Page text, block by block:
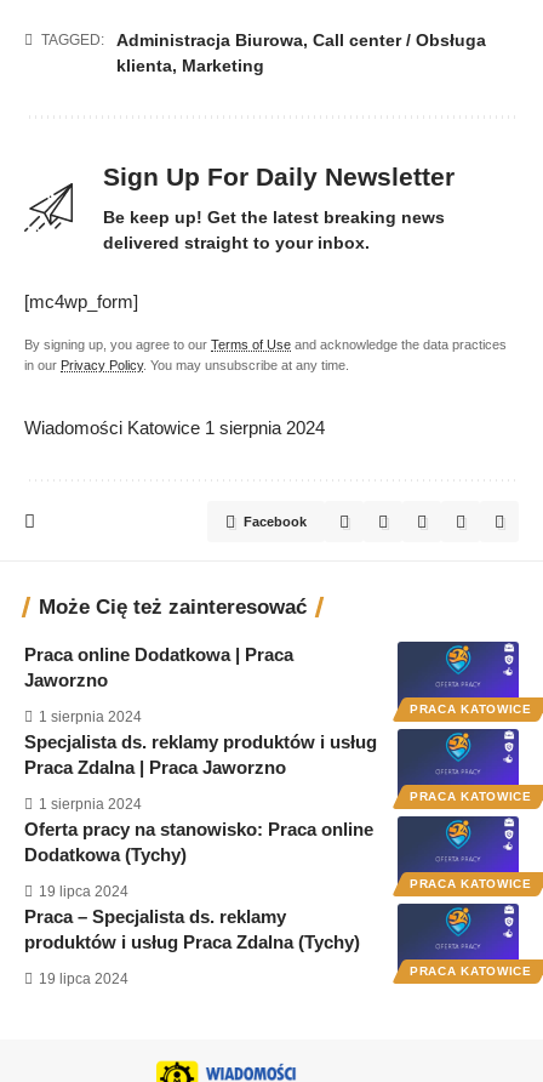
TAGGED: Administracja Biurowa, Call center / Obsługa
klienta, Marketing
Sign Up For Daily Newsletter
Be keep up! Get the latest breaking news
delivered straight to your inbox.
[mc4wp_form]
By signing up, you agree to our Terms of Use and acknowledge the data practices
in our Privacy Policy. You may unsubscribe at any time.
Wiadomości Katowice 1 sierpnia 2024
Facebook
Może Cię też zainteresować
PRACA KATOWICE
Praca online Dodatkowa | Praca
Jaworzno
1 sierpnia 2024
PRACA KATOWICE
Specjalista ds. reklamy produktów i usług
Praca Zdalna | Praca Jaworzno
1 sierpnia 2024
PRACA KATOWICE
Oferta pracy na stanowisko: Praca online
Dodatkowa (Tychy)
19 lipca 2024
PRACA KATOWICE
Praca – Specjalista ds. reklamy
produktów i usług Praca Zdalna (Tychy)
19 lipca 2024